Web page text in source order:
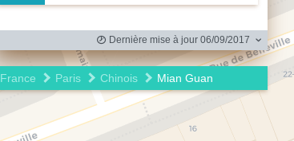
Dernière mise à jour 06/09/2017
France Paris Chinois Mian Guan